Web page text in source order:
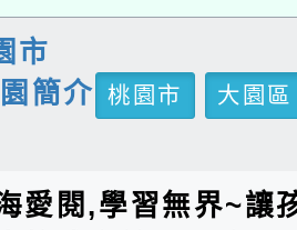
市
簡介 桃園市
大園區
愛閱,學習無界~讓